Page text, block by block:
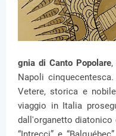
gnia di Canto Popolare,
Napoli
Vetere, storica e
viaggio in Italia
dall'organetto